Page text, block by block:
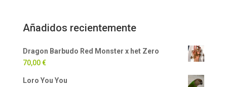
Añadidos recientemente
Dragon Barbudo Red Monster x het Zero
70,00€
Loro You You